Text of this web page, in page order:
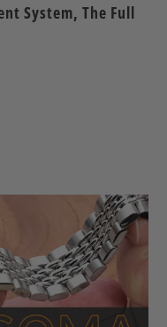
System, The Full